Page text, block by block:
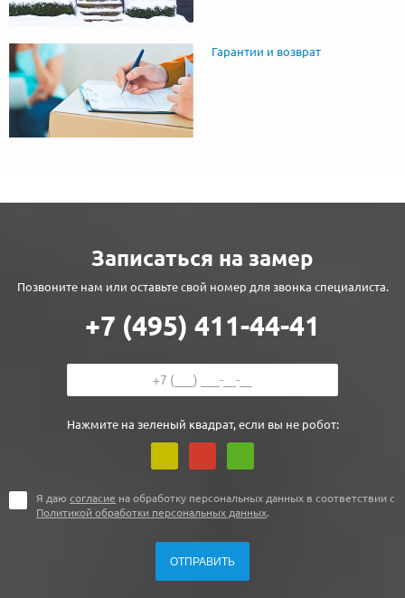
Гарантии и возврат
Записаться на замер
Позвоните нам или оставьте свой номер для звонка специалиста.
+7 (495) 411-44-41
Нажмите на зеленый квадрат, если вы не робот:
Я даю согласие на обработку персональных данных в соответствии с
Политикой обработки персональных данных.